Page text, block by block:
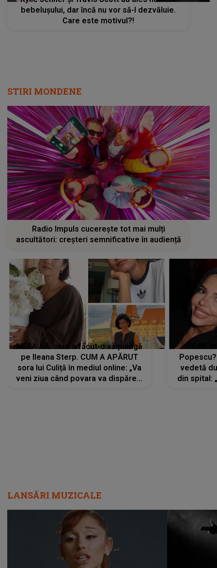
bebeluşului, dar încă nu vor să-l dezvăluie.
Care este motivul?!
STIRI MONDENE
Radio Impuls cucerește tot mai mulți
ascultători: creșteri semnificative în audiență
MESAJUL care a făcut-o să plângă
pe Ileana Sterp. CUM A APĂRUT
sora lui Culiță în mediul online: „Va
veni ziua când povara va dispărea,
vedetă
din spital:
LANSĂRI MUZICALE